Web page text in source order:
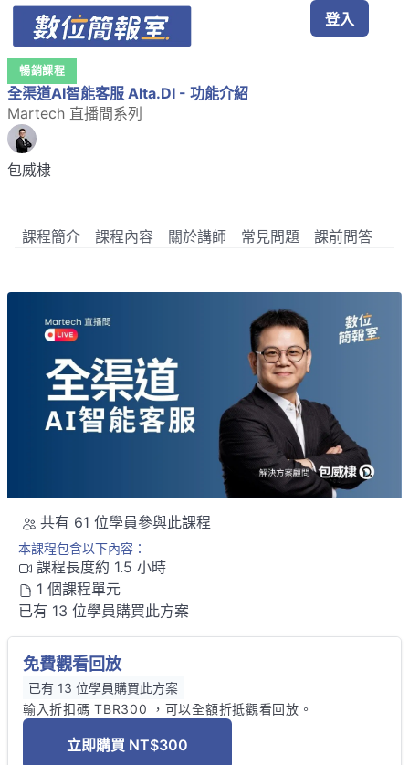
登入
暢銷課程
全渠道AI智能客服 Alta.DI - 功能介紹
Martech 直播間系列
包威棣
課程簡介 課程內容 關於講師 常見問題 課前問答
共有 61 位學員參與此課程
本課程包含以下內容：
課程長度約 1.5 小時
1 個課程單元
已有 13 位學員購買此方案
免費觀看回放
已有 13 位學員購買此方案
輸入折扣碼 TBR300 ，可以全額折抵觀看回放。
立即購買 NT$300